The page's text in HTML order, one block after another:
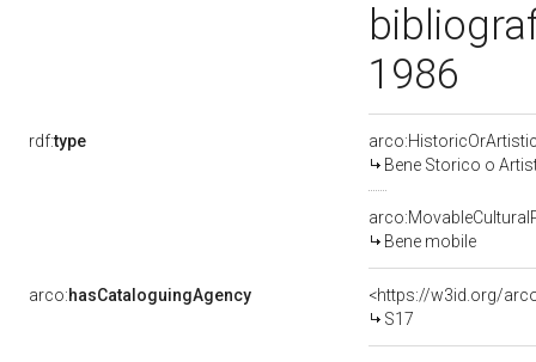
1986
rdf:type
Bene Storico o
Bene mobile
arco:hasCataloguingAgency
<https://w3id.org/
S17